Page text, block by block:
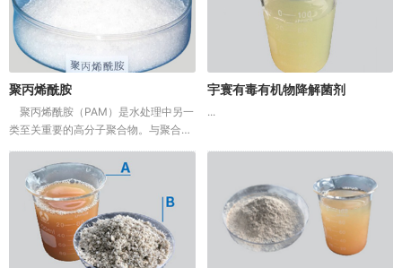
聚丙烯酰胺
聚丙烯酰胺（PAM）是水处理中另一
类至关重要的高分子聚合物。与聚合氯
化铝（PAC）等无机混凝剂主要通过电
中和作用不同，PAM的核心功能在于其
超长的分子链所产生的强大“吸附架...
宇寰有毒有机物降解菌剂
...